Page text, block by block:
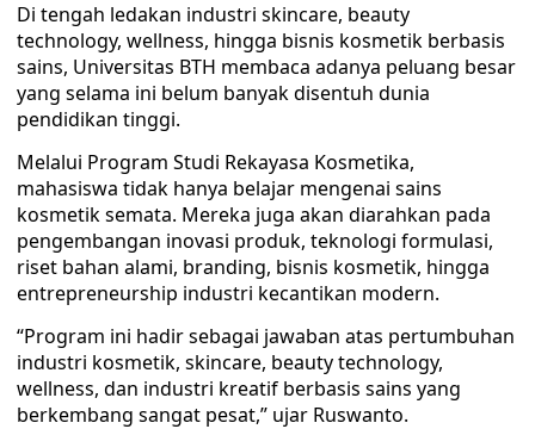
Di tengah ledakan industri skincare, beauty
technology, wellness, hingga bisnis kosmetik berbasis
sains, Universitas BTH membaca adanya peluang besar
yang selama ini belum banyak disentuh dunia
pendidikan tinggi.
Melalui Program Studi Rekayasa Kosmetika,
mahasiswa tidak hanya belajar mengenai sains
kosmetik semata. Mereka juga akan diarahkan pada
pengembangan inovasi produk, teknologi formulasi,
riset bahan alami, branding, bisnis kosmetik, hingga
entrepreneurship industri kecantikan modern.
“Program ini hadir sebagai jawaban atas pertumbuhan
industri kosmetik, skincare, beauty technology,
wellness, dan industri kreatif berbasis sains yang
berkembang sangat pesat,” ujar Ruswanto.